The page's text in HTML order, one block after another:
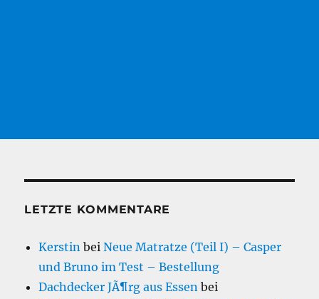
LETZTE KOMMENTARE
Kerstin beiNeue Matratze (Teil I) – Casper
und Bruno im Test – Bestellung
Dachdecker JÃ¶rg aus Essen bei